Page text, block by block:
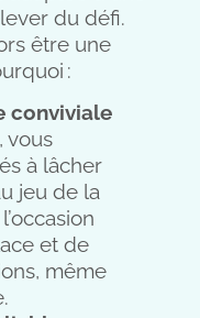
du défi.
être une
:
conviviale
vous
à lâcher
jeu de la
et de
même